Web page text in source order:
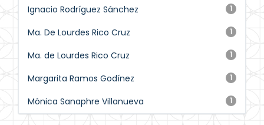
1
Ignacio Rodríguez Sánchez
1
Ma. De Lourdes Rico Cruz
1
Ma. de Lourdes Rico Cruz
1
Margarita Ramos Godínez
1
Mónica Sanaphre Villanueva